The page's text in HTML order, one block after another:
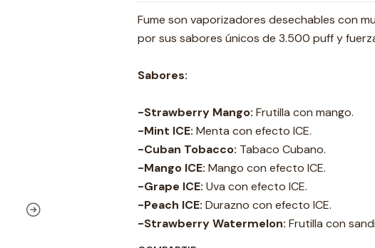
Fume son vaporizadores desechables con
por sus sabores únicos de 3.500 puff y
Sabores:
-Strawberry Mango: Frutilla con mango.
-Mint ICE: Menta con efecto ICE.
-Cuban Tobacco: Tabaco Cubano.
-Mango ICE: Mango con efecto ICE.
-Grape ICE: Uva con efecto ICE.
-Peach ICE: Durazno con efecto ICE.
-Strawberry Watermelon: Frutilla con